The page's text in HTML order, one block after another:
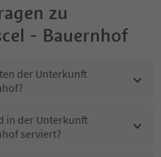
zu
- Bauernhof
der Unterkunft
in der Unterkunft
serviert?